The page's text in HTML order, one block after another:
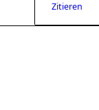
Zitieren